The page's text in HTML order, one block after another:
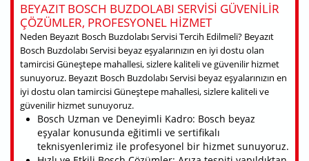
BEYAZIT BOSCH BUZDOLABI SERVISI GÜVENILIR
ÇÖZÜMLER, PROFESYONEL HIZMET
Neden Beyazıt Bosch Buzdolabı Servisi Tercih Edilmeli? Beyazıt
Bosch Buzdolabı Servisi beyaz eşyalarınızın en iyi dostu olan
tamircisi Güneştepe mahallesi, sizlere kaliteli ve güvenilir hizmet
sunuyoruz. Beyazıt Bosch Buzdolabı Servisi beyaz eşyalarınızın en
iyi dostu olan tamircisi Güneştepe mahallesi, sizlere kaliteli ve
güvenilir hizmet sunuyoruz.
Bosch Uzman ve Deneyimli Kadro: Bosch beyaz
eşyalar konusunda eğitimli ve sertifikalı
teknisyenlerimiz ile profesyonel bir hizmet sunuyoruz.